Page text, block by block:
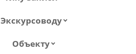
Экскурсоводу
Объекту